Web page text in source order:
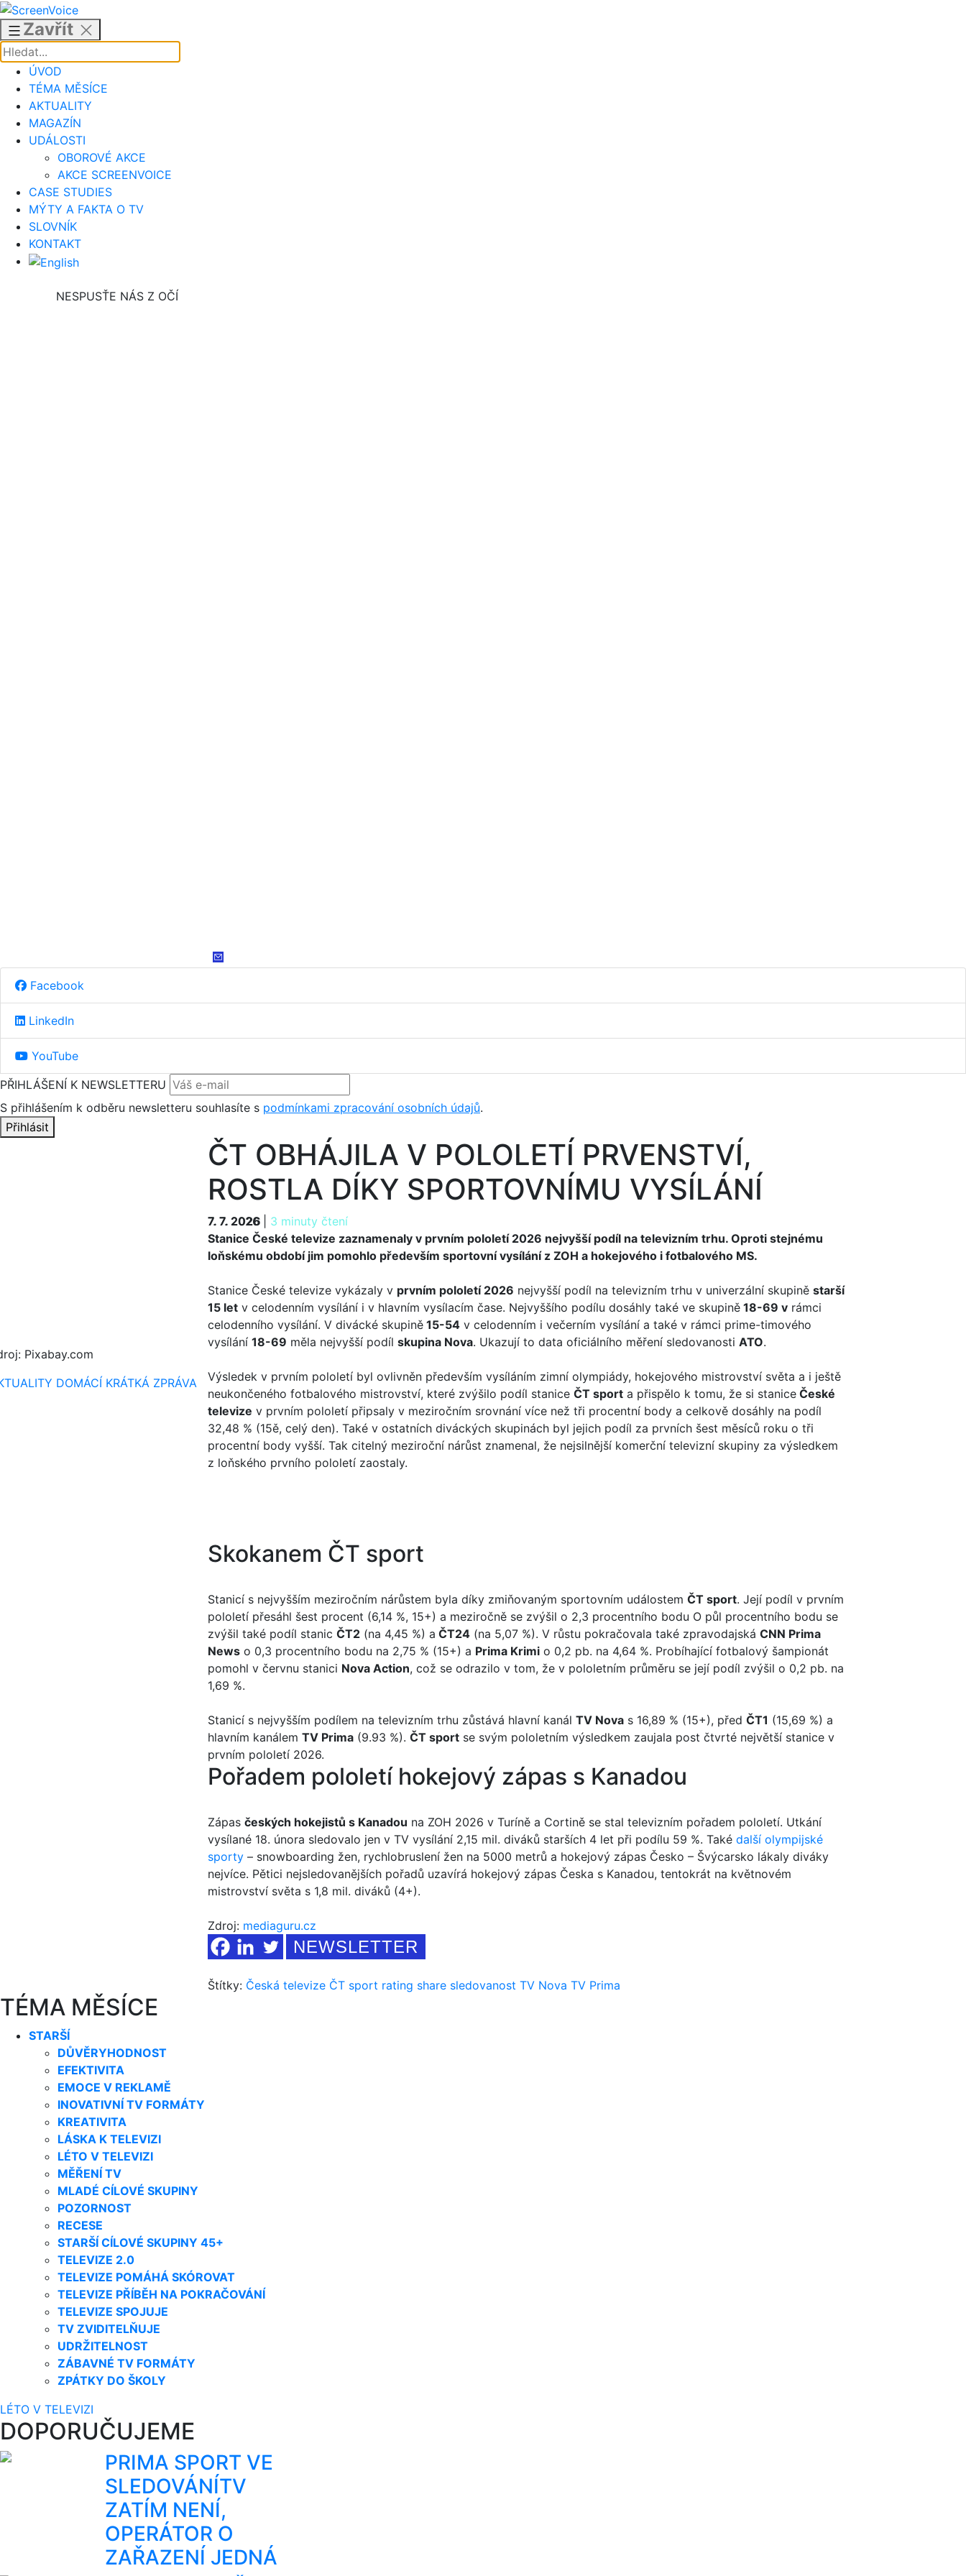
Přejít
obsahu
Zavřít
ÚVOD
TÉMA MĚSÍCE
AKTUALITY
MAGAZÍN
UDÁLOSTI
OBOROVÉ AKCE
AKCE SCREENVOICE
CASE STUDIES
MÝTY A FAKTA O TV
SLOVNÍK
KONTAKT
NESPUSŤE NÁS Z OČÍ
Facebook
LinkedIn
YouTube
PŘIHLÁŠENÍ K NEWSLETTERU
S přihlášením k odběru newsletteru souhlasíte s podmínkami zpracování osobních údajů.
Přihlásit
Pixabay.com
DOMÁCÍ KRÁTKÁ ZPRÁVA
ČT OBHÁJILA V POLOLETÍ PRVENSTVÍ,
ROSTLA DÍKY SPORTOVNÍMU VYSÍLÁNÍ
7. 7. 2026 3 minuty čtení
7. 7. 2026
Stanice České televize zaznamenaly v prvním pololetí 2026 nejvyšší podíl na televizním trhu. Oproti stejnému
loňskému období jim pomohlo především sportovní vysílání z ZOH a hokejového i fotbalového MS.
Stanice České televize vykázaly v prvním pololetí 2026 nejvyšší podíl na televizním trhu v univerzální skupině starší
15 let v celodenním vysílání i v hlavním vysílacím čase. Nejvyššího podílu dosáhly také ve skupině 18-69 v rámci
celodenního vysílání. V divácké skupině 15-54 v celodenním i večerním vysílání a také v rámci prime-timového
vysílání 18-69 měla nejvyšší podíl skupina Nova. Ukazují to data oficiálního měření sledovanosti ATO.
Výsledek v prvním pololetí byl ovlivněn především vysíláním zimní olympiády, hokejového mistrovství světa a i ještě
neukončeného fotbalového mistrovství, které zvýšilo podíl stanice ČT sport a přispělo k tomu, že si stanice České
televize v prvním pololetí připsaly v meziročním srovnání více než tři procentní body a celkově dosáhly na podíl
32,48 % (15ě, celý den). Také v ostatních diváckých skupinách byl jejich podíl za prvních šest měsíců roku o tři
procentní body vyšší. Tak citelný meziroční nárůst znamenal, že nejsilnější komerční televizní skupiny za výsledkem
z loňského prvního pololetí zaostaly.
Skokanem ČT sport
Stanicí s nejvyšším meziročním nárůstem byla díky zmiňovaným sportovním událostem ČT sport. Její podíl v prvním
pololetí přesáhl šest procent (6,14 %, 15+) a meziročně se zvýšil o 2,3 procentního bodu O půl procentního bodu se
zvýšil také podíl stanic ČT2 (na 4,45 %) a ČT24 (na 5,07 %). V růstu pokračovala také zpravodajská CNN Prima
News o 0,3 procentního bodu na 2,75 % (15+) a Prima Krimi o 0,2 pb. na 4,64 %. Probíhající fotbalový šampionát
pomohl v červnu stanici Nova Action, což se odrazilo v tom, že v pololetním průměru se její podíl zvýšil o 0,2 pb. na
1,69 %.
Stanicí s nejvyšším podílem na televizním trhu zůstává hlavní kanál TV Nova s 16,89 % (15+), před ČT1 (15,69 %) a
hlavním kanálem TV Prima (9.93 %). ČT sport se svým pololetním výsledkem zaujala post čtvrté největší stanice v
prvním pololetí 2026.
Pořadem pololetí hokejový zápas s Kanadou
Zápas českých hokejistů s Kanadou na ZOH 2026 v Turíně a Cortině se stal televizním pořadem pololetí. Utkání
vysílané 18. února sledovalo jen v TV vysílání 2,15 mil. diváků starších 4 let při podílu 59 %. Také další olympijské
sporty – snowboarding žen, rychlobruslení žen na 5000 metrů a hokejový zápas Česko – Švýcarsko lákaly diváky
nejvíce. Pětici nejsledovanějších pořadů uzavírá hokejový zápas Česka s Kanadou, tentokrát na květnovém
mistrovství světa s 1,8 mil. diváků (4+).
Zdroj: mediaguru.cz
NEWSLETTER
Štítky: Česká televize ČT sport rating share sledovanost TV Nova TV Prima
TÉMA MĚSÍCE
STARŠÍ
DŮVĚRYHODNOST
EFEKTIVITA
EMOCE V REKLAMĚ
INOVATIVNÍ TV FORMÁTY
KREATIVITA
LÁSKA K TELEVIZI
LÉTO V TELEVIZI
MĚŘENÍ TV
MLADÉ CÍLOVÉ SKUPINY
POZORNOST
RECESE
STARŠÍ CÍLOVÉ SKUPINY 45+
TELEVIZE 2.0
TELEVIZE POMÁHÁ SKÓROVAT
TELEVIZE PŘÍBĚH NA POKRAČOVÁNÍ
TELEVIZE SPOJUJE
TV ZVIDITELŇUJE
UDRŽITELNOST
ZÁBAVNÉ TV FORMÁTY
ZPÁTKY DO ŠKOLY
LÉTO V TELEVIZI
DOPORUČUJEME
PRIMA SPORT VE
SLEDOVÁNÍTV
ZATÍM NENÍ,
OPERÁTOR O
ZAŘAZENÍ JEDNÁ